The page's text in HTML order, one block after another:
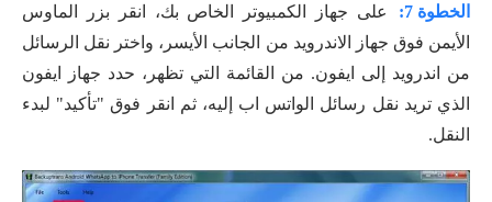
الخطوة 7:
على جهاز الكمبيوتر الخاص بك، انقر بزر الماوس
الأيمن فوق جهاز الاندرويد من الجانب الأيسر، واختر نقل الرسائل
من اندرويد إلى ايفون. من القائمة التي تظهر، حدد جهاز ايفون
الذي تريد نقل رسائل الواتس اب إليه، ثم انقر فوق "تأكيد" لبدء
النقل.